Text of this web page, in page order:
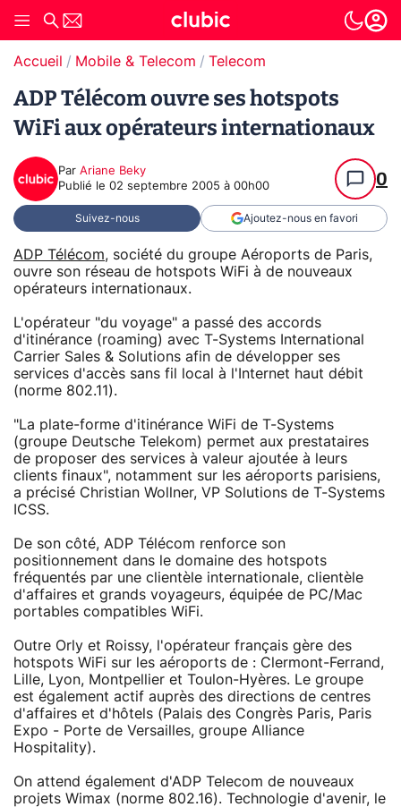
Accueil Mobile & Telecom Telecom
ADP Télécom ouvre ses hotspots
WiFi aux opérateurs internationaux
Par Ariane Beky
Publié le 02 septembre 2005 à 00h00 0
Suivez-nous Ajoutez-nous en favori
ADP Télécom, société du groupe Aéroports de Paris,
ouvre son réseau de hotspots WiFi à de nouveaux
opérateurs internationaux.
L'opérateur "du voyage" a passé des accords
d'itinérance (roaming) avec T-Systems International
Carrier Sales & Solutions afin de développer ses
services d'accès sans fil local à l'Internet haut débit
(norme 802.11).
"La plate-forme d'itinérance WiFi de T-Systems
(groupe Deutsche Telekom) permet aux prestataires
de proposer des services à valeur ajoutée à leurs
clients finaux", notamment sur les aéroports parisiens,
a précisé Christian Wollner, VP Solutions de T-Systems
ICSS.
De son côté, ADP Télécom renforce son
positionnement dans le domaine des hotspots
fréquentés par une clientèle internationale, clientèle
d'affaires et grands voyageurs, équipée de PC/Mac
portables compatibles WiFi.
Outre Orly et Roissy, l'opérateur français gère des
hotspots WiFi sur les aéroports de : Clermont-Ferrand,
Lille, Lyon, Montpellier et Toulon-Hyères. Le groupe
est également actif auprès des directions de centres
d'affaires et d'hôtels (Palais des Congrès Paris, Paris
Expo - Porte de Versailles, groupe Alliance
Hospitality).
On attend également d'ADP Telecom de nouveaux
projets Wimax (norme 802.16). Technologie d'avenir, le